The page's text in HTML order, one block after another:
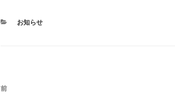
カ
お知らせ
投
前
前